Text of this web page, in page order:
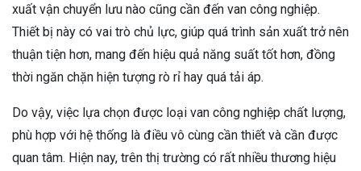
xuất vận chuyển lưu nào cũng cần đến van công nghiệp.
Thiết bị này có vai trò chủ lực, giúp quá trình sản xuất trở nên
thuận tiện hơn, mang đến hiệu quả năng suất tốt hơn, đồng
thời ngăn chặn hiện tượng rò rỉ hay quá tải áp.
Do vậy, việc lựa chọn được loại van công nghiệp chất lượng,
phù hợp với hệ thống là điều vô cùng cần thiết và cần được
quan tâm. Hiện nay, trên thị trường có rất nhiều thương hiệu